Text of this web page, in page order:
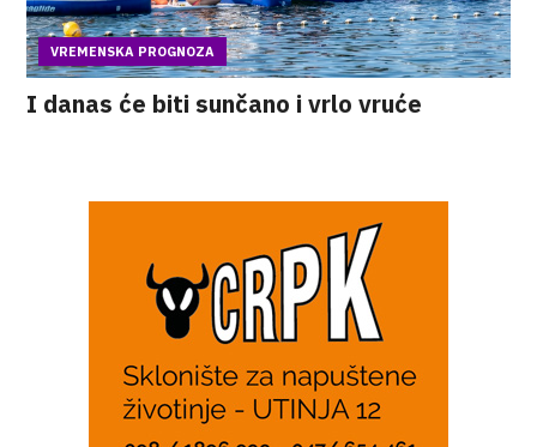
VREMENSKA PROGNOZA
I danas će biti sunčano i vrlo vruće